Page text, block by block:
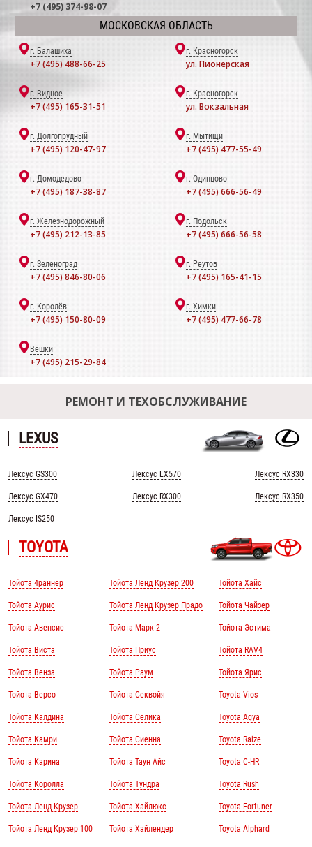
+7 (495) 374-98-07
МОСКОВСКАЯ ОБЛАСТЬ
г. Балашиха
+7 (495) 488-66-25
г. Красногорск
ул. Пионерская
г. Видное
+7 (495) 165-31-51
г. Красногорск
ул. Вокзальная
г. Долгопрудный
+7 (495) 120-47-97
г. Мытищи
+7 (495) 477-55-49
г. Домодедово
+7 (495) 187-38-87
г. Одинцово
+7 (495) 666-56-49
г. Железнодорожный
+7 (495) 212-13-85
г. Подольск
+7 (495) 666-56-58
г. Зеленоград
+7 (495) 846-80-06
г. Реутов
+7 (495) 165-41-15
г. Королёв
+7 (495) 150-80-09
г. Химки
+7 (495) 477-66-78
Вёшки
+7 (495) 215-29-84
РЕМОНТ И ТЕХОБСЛУЖИВАНИЕ
LEXUS
Лексус GS300
Лексус GX470
Лексус IS250
Лексус LX570
Лексус RX300
Лексус RX330
Лексус RX350
TOYOTA
Тойота 4раннер
Тойота Аурис
Тойота Авенсис
Тойота Виста
Тойота Венза
Тойота Версо
Тойота Калдина
Тойота Камри
Тойота Карина
Тойота Королла
Тойота Ленд Крузер
Тойота Ленд Крузер 100
Тойота Ленд Крузер 200
Тойота Ленд Крузер Прадо
Тойота Марк 2
Тойота Приус
Тойота Раум
Тойота Секвойя
Тойота Селика
Тойота Сиенна
Тойота Таун Айс
Тойота Тундра
Тойота Хайлюкс
Тойота Хайлендер
Тойота Хайс
Тойота Чайзер
Тойота Эстима
Тойота RAV4
Тойота Ярис
Toyota Vios
Toyota Agya
Toyota Raize
Toyota C-HR
Toyota Rush
Toyota Fortuner
Toyota Alphard